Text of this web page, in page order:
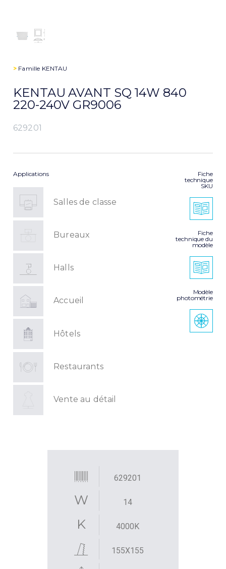
> Famille KENTAU
KENTAU AVANT SQ 14W 840
220-240V GR9006
629201
Applications
Salles de classe
Bureaux
Halls
Accueil
Hôtels
Restaurants
Vente au détail
Fiche
technique
SKU
Fiche
technique du
modèle
Modèle
photométrie
629201
14
4000K
155X155